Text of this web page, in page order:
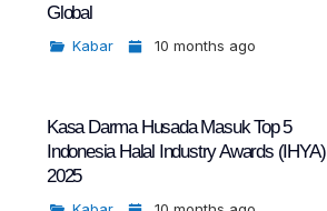
Global
Kabar 10 months ago
Kasa Darma Husada Masuk Top 5
Indonesia Halal Industry Awards (IHYA)
2025